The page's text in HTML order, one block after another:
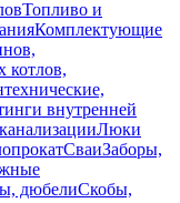
Топливо и
Комплектующие
котлов,
внутренней
Люки
СваиЗаборы,
дюбелиСкобы,